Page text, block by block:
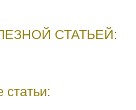
СТАТЬЕЙ:
статьи: